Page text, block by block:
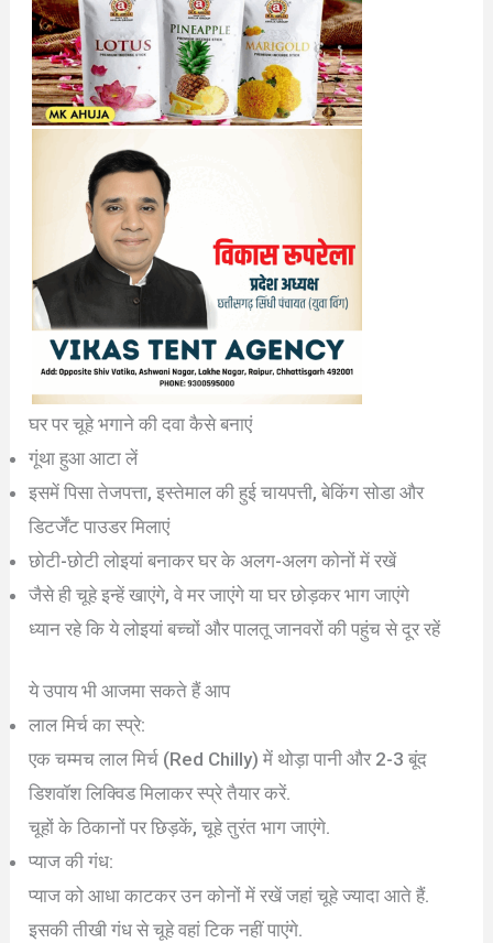
घर पर चूहे भगाने की दवा कैसे बनाएं
गूंथा हुआ आटा लें
इसमें पिसा तेजपत्ता, इस्तेमाल की हुई चायपत्ती, बेकिंग सोडा और
डिटर्जेंट पाउडर मिलाएं
छोटी-छोटी लोइयां बनाकर घर के अलग-अलग कोनों में रखें
जैसे ही चूहे इन्हें खाएंगे, वे मर जाएंगे या घर छोड़कर भाग जाएंगे
ध्यान रहे कि ये लोइयां बच्चों और पालतू जानवरों की पहुंच से दूर रहें
ये उपाय भी आजमा सकते हैं आप
लाल मिर्च का स्प्रे:
एक चम्मच लाल मिर्च (Red Chilly) में थोड़ा पानी और 2-3 बूंद
डिशवॉश लिक्विड मिलाकर स्प्रे तैयार करें.
चूहों के ठिकानों पर छिड़कें, चूहे तुरंत भाग जाएंगे.
प्याज की गंध:
प्याज को आधा काटकर उन कोनों में रखें जहां चूहे ज्यादा आते हैं.
इसकी तीखी गंध से चूहे वहां टिक नहीं पाएंगे.